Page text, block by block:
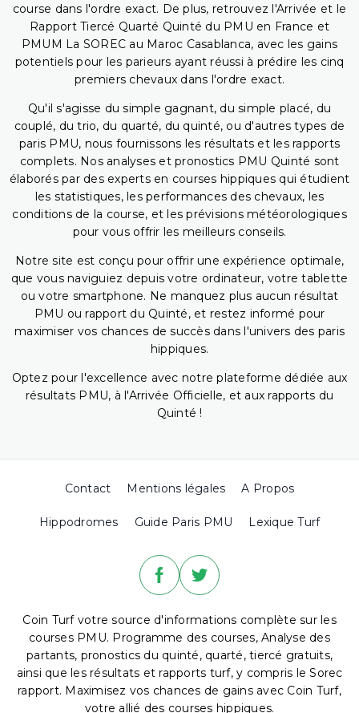
course dans l'ordre exact. De plus, retrouvez l'Arrivée et le
Rapport Tiercé Quarté Quinté du PMU en France et
PMUM La SOREC au Maroc Casablanca, avec les gains
potentiels pour les parieurs ayant réussi à prédire les cinq
premiers chevaux dans l'ordre exact.
Qu'il s'agisse du simple gagnant, du simple placé, du
couplé, du trio, du quarté, du quinté, ou d'autres types de
paris PMU, nous fournissons les résultats et les rapports
complets. Nos analyses et pronostics PMU Quinté sont
élaborés par des experts en courses hippiques qui étudient
les statistiques, les performances des chevaux, les
conditions de la course, et les prévisions météorologiques
pour vous offrir les meilleurs conseils.
Notre site est conçu pour offrir une expérience optimale,
que vous naviguiez depuis votre ordinateur, votre tablette
ou votre smartphone. Ne manquez plus aucun résultat
PMU ou rapport du Quinté, et restez informé pour
maximiser vos chances de succès dans l'univers des paris
hippiques.
Optez pour l'excellence avec notre plateforme dédiée aux
résultats PMU, à l'Arrivée Officielle, et aux rapports du
Quinté !
Contact Mentions légales A Propos
Hippodromes Guide Paris PMU Lexique Turf
Coin Turf votre source d'informations complète sur les
courses PMU. Programme des courses, Analyse des
partants, pronostics du quinté, quarté, tiercé gratuits,
ainsi que les résultats et rapports turf, y compris le Sorec
rapport. Maximisez vos chances de gains avec Coin Turf,
votre allié des courses hippiques.